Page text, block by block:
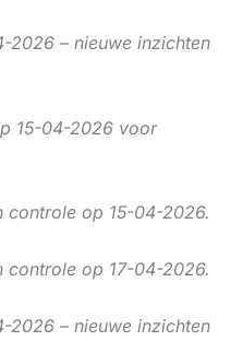
2026 – nieuwe inzichten
15-04-2026 voor
controle op 15-04-2026.
controle op 17-04-2026.
2026 – nieuwe inzichten